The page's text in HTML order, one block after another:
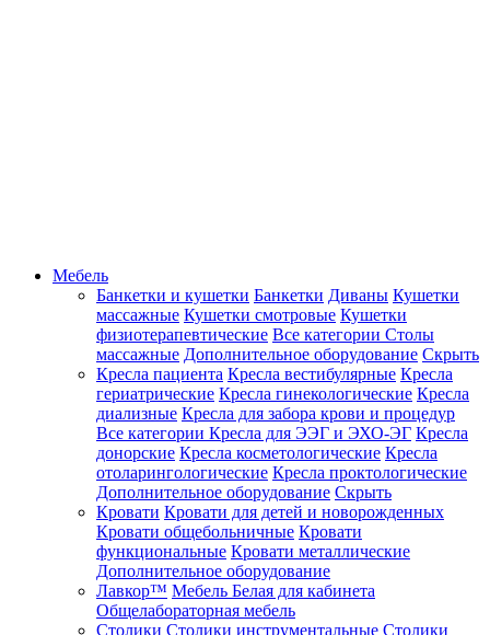
Мебель
Банкетки и кушетки Банкетки Диваны Кушетки
массажные Кушетки смотровые Кушетки
физиотерапевтические Все категории Столы
массажные Дополнительное оборудование Скрыть
Кресла пациента Кресла вестибулярные Кресла
гериатрические Кресла гинекологические Кресла
диализные Кресла для забора крови и процедур
Все категории Кресла для ЭЭГ и ЭХО-ЭГ Кресла
донорские Кресла косметологические Кресла
отоларингологические Кресла проктологические
Дополнительное оборудование Скрыть
Кровати Кровати для детей и новорожденных
Кровати общебольничные Кровати
функциональные Кровати металлические
Дополнительное оборудование
Лавкор™ Мебель Белая для кабинета
Общелабораторная мебель
Столики Столики инструментальные Столики